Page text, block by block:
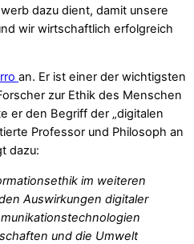
dazu dient, damit unsere
wir wirtschaftlich erfolgreich
an. Er ist einer der wichtigsten
zur Ethik des Menschen
er den Begriff der „digitalen
Professor und Philosoph an
dazu:
im weiteren
Auswirkungen digitaler
und die Umwelt